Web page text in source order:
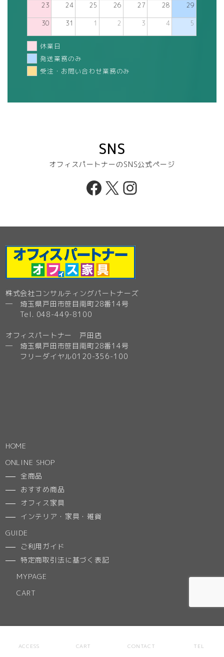
23 24 25 26 27 28 29
30 31 1 2 3 4 5
休業日
発送業務のみ
受注・お問い合わせ業務のみ
SNS
オフィスパートナーのSNS公式ページ
Facebook
X Instagram
株式会社コンサルティングパートナーズ
─ 埼玉県戸田市笹目南町28番14号
Tel. 048-449-8100
オフィスパートナー 戸田店
─ 埼玉県戸田市笹目南町28番14号
フリーダイヤル0120-356-100
HOME
ONLINE SHOP
全商品
おすすめ商品
オフィス家具
インテリア・家具・雑貨
GUIDE
ご利用ガイド
特定商取引法に基づく表記
MYPAGE
CART
ACCESS
ACCESS CART CONTACT TEL